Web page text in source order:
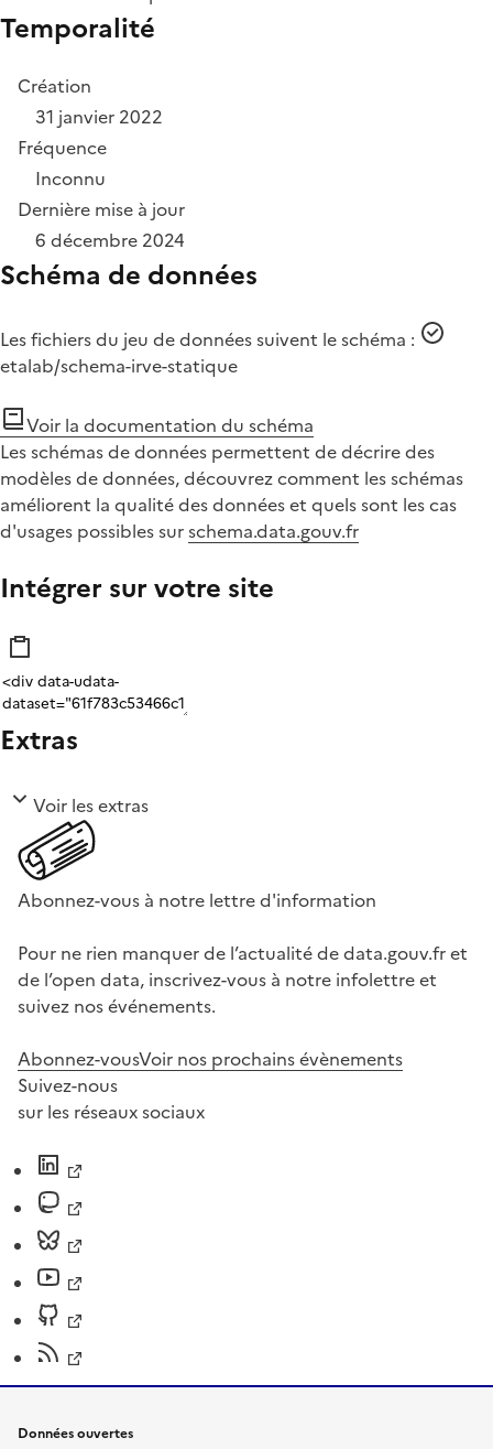
Temporalité
Création
31 janvier 2022
Fréquence
Inconnu
Dernière mise à jour
6 décembre 2024
Schéma de données
Les fichiers du jeu de données suivent le schéma :
etalab/schema-irve-statique
Voir la documentation du schéma
Les schémas de données permettent de décrire des
modèles de données, découvrez comment les schémas
améliorent la qualité des données et quels sont les cas
d'usages possibles surschema.data.gouv.fr
Intégrer sur votre site
Extras
Voir les extras
Abonnez-vous à notre lettre d'information
Pour ne rien manquer de l’actualité de data.gouv.fr et
de l’open data, inscrivez-vous à notre infolettre et
suivez nos événements.
Abonnez-vousVoir nos prochains évènements
Suivez-nous
sur les réseaux sociaux
Données ouvertes